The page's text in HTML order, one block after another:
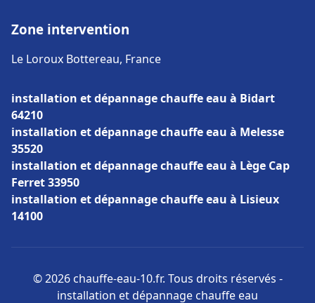
Zone intervention
Le Loroux Bottereau, France
installation et dépannage chauffe eau à Bidart
64210
installation et dépannage chauffe eau à Melesse
35520
installation et dépannage chauffe eau à Lège Cap
Ferret 33950
installation et dépannage chauffe eau à Lisieux
14100
© 2026 chauffe-eau-10.fr. Tous droits réservés -
installation et dépannage chauffe eau